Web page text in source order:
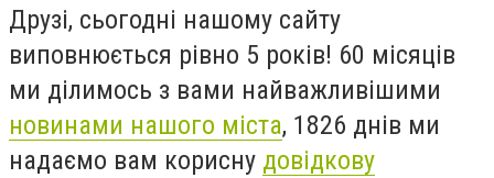
Друзі, сьогодні нашому сайту
виповнюється рівно 5 років! 60 місяців
ми ділимось з вами найважливішими
новинами нашого міста, 1826 днів ми
надаємо вам корисну довідкову